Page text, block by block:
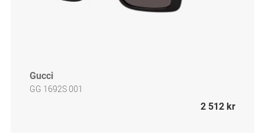
Gucci
GG 1692S 001
2 512 kr